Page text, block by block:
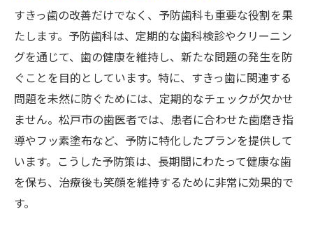
すきっ歯の改善だけでなく、予防歯科も重要な役割を果
たします。予防歯科は、定期的な歯科検診やクリーニン
グを通じて、歯の健康を維持し、新たな問題の発生を防
ぐことを目的としています。特に、すきっ歯に関連する
問題を未然に防ぐためには、定期的なチェックが欠かせ
ません。松戸市の歯医者では、患者に合わせた歯磨き指
導やフッ素塗布など、予防に特化したプランを提供して
います。こうした予防策は、長期間にわたって健康な歯
を保ち、治療後も笑顔を維持するために非常に効果的で
す。